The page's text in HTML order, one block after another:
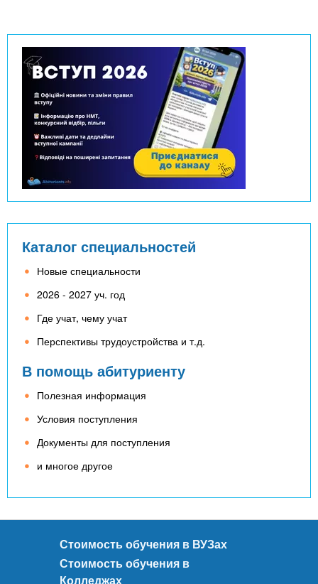
Каталог специальностей
Новые специальности
2026 - 2027 уч. год
Где учат, чему учат
Перспективы трудоустройства и т.д.
В помощь абитуриенту
Полезная информация
Условия поступления
Документы для поступления
и многое другое
Стоимость обучения в ВУЗах
Стоимость обучения в
Колледжах